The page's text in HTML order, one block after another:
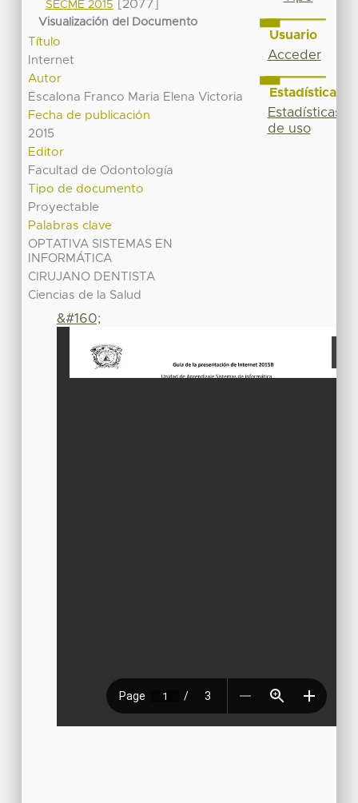
SECME 2015
[2077]
Visualización del Documento
Título
Internet
Autor
Escalona Franco Maria Elena Victoria
Fecha de publicación
2015
Editor
Facultad de Odontología
Tipo de documento
Proyectable
Palabras clave
OPTATIVA SISTEMAS EN
INFORMÁTICA
CIRUJANO DENTISTA
Ciencias de la Salud
&#160;
Usuario
Acceder
Estadísticas
Estadísticas
de uso